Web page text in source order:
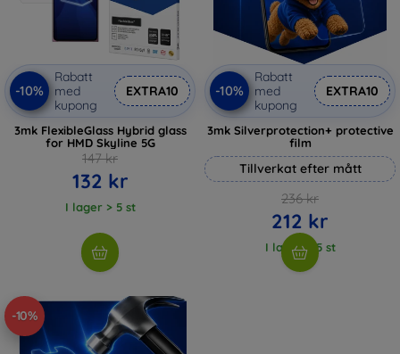
-10%
Rabatt
med
kupong
EXTRA10
3mk FlexibleGlass Hybrid glass
for HMD Skyline 5G
147 kr
132 kr
I lager > 5 st
-10%
Rabatt
med
kupong
EXTRA10
3mk Silverprotection+ protective
film
Tillverkat efter mått
236 kr
212 kr
I lager > 5 st
-10%